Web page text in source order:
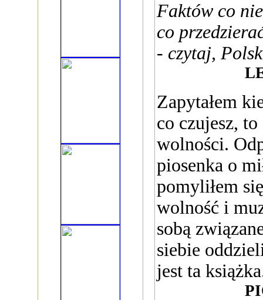
Faktów co
co
- czytaj,
Zapytałem
co czujesz,
wolności.
piosenka o
pomyliłem
wolność i
sobą
siebie
jest ta